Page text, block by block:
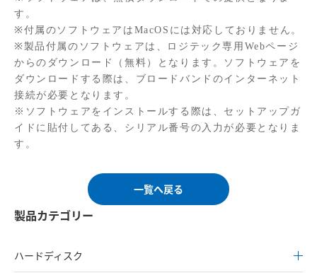
す。
※付属のソフトウェアはMacOSには対応しておりません。
※製品付属のソフトウェアは、ロジテック専用Webページ
からのダウンロード（無料）となります。ソフトウェアを
ダウンロードする際は、ブロードバンドのインターネット
接続が必要となります。
※ソフトウェアをインストールする際は、セットアップガ
イドに貼付してある、シリアル番号の入力が必要となりま
す。
一覧へ戻る
製品カテゴリー
ハードディスク